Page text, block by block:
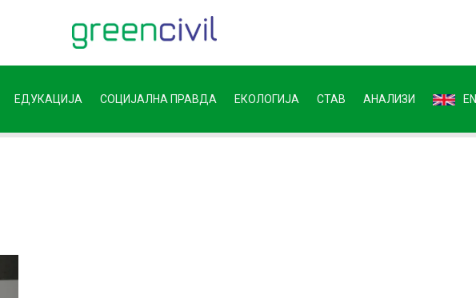
ЕДУКАЦИЈА СОЦИЈАЛНА ПРАВДА ЕКОЛОГИЈА СТАВ АНАЛИЗИ EN